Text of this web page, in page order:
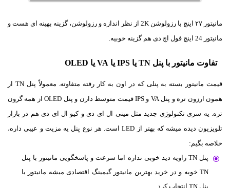
مانیتور ۲۷ اینچ با رزولوشن 2K از نظر اندازه و رزولوشن، گزینه بهینه ای هست و
مانیتور 24 اینچ فول اچ دی هم گزینه خوبیه.
تفاوت مانیتور با پنل TN یا IPS یا VA یا OLED
قیمت مانیتور بسته به پنلی که در اون به کار رفته متفاوته. معمولاً پنل TN از
همون ارزون تره و پنل VA و IPS قیمت متوسط دارن و پنل OLED از همه گرون
تره. یه سری تکنولوژی جدید مثل مینی ال ای دی و کیو ال ای دی هم در بازار
تلویزیون دیده میشه که بهتر از LED است. هر نوع پنل یه مزیت و عیبی داره،
خلاصه بگیم:
پنل TN زاویه دید خوبی نداره اما سرعت و پاسخگویی مانیتور با پنل
TN خوبه و در خرید بهترین مانیتور گیمینگ اقتصادی میشه مانیتور با
پنل TN انتخاب کرد.